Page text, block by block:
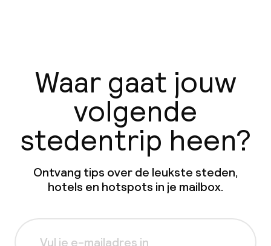
Waar gaat jouw
volgende
stedentrip heen?
Ontvang tips over de leukste steden,
hotels en hotspots in je mailbox.